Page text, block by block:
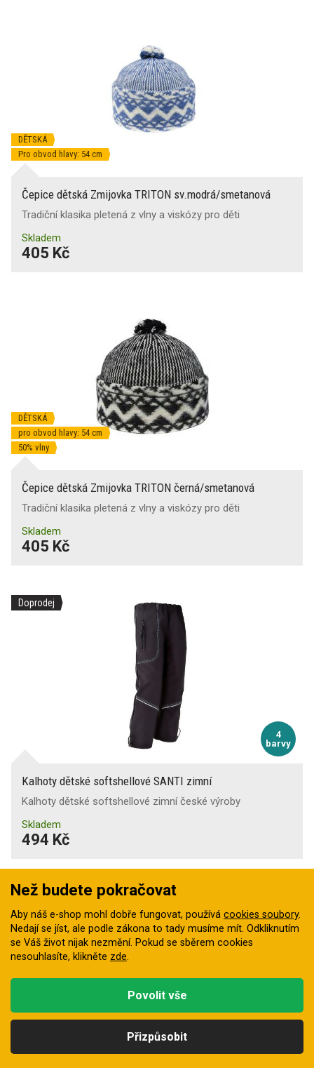
DĚTSKÁ
Pro obvod hlavy: 54 cm
Čepice dětská Zmijovka TRITON sv.modrá/smetanová
Tradiční klasika pletená z vlny a viskózy pro děti
Skladem
405 Kč
DĚTSKÁ
pro obvod hlavy: 54 cm
50% vlny
Čepice dětská Zmijovka TRITON černá/smetanová
Tradiční klasika pletená z vlny a viskózy pro děti
Skladem
405 Kč
Doprodej
4
barvy
Kalhoty dětské softshellové SANTI zimní
Kalhoty dětské softshellové zimní české výroby
Skladem
494 Kč
Než budete pokračovat
Aby náš e-shop mohl dobře fungovat, používá cookies soubory.
Nedají se jíst, ale podle zákona to tady musíme mít. Odkliknutím
se Váš život nijak nezmění. Pokud se sběrem cookies
nesouhlasíte, klikněte zde.
Přizpůsobit
Povolit vše